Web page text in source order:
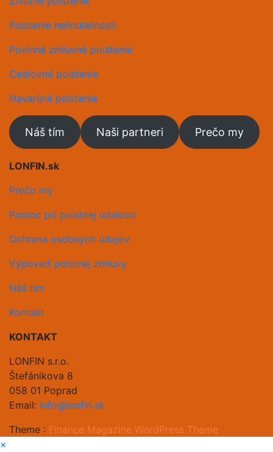
Poistenie nehnuteľnosti
Povinné zmluvné poistenie
Cestovné poistenie
Havarijné poistenie
Náš tím Naši partneri Prečo my
LONFIN.sk
Prečo my
Pomoc pri poistnej udalosti
Ochrana osobných údajov
Výpoveď poistnej zmluvy
Náš tím
Kontakt
KONTAKT
LONFIN s.r.o.
Štefánikova 8
058 01 Poprad
Email: info@lonfin.sk
Theme : Finance Magazine WordPress Theme
×